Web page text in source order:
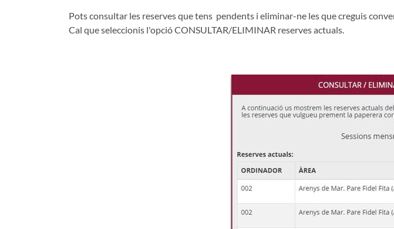
Pots consultar les reserves que tens pendents i eliminar-ne les que creguis
Cal que seleccionis l'opció CONSULTAR/ELIMINAR reserves actuals.